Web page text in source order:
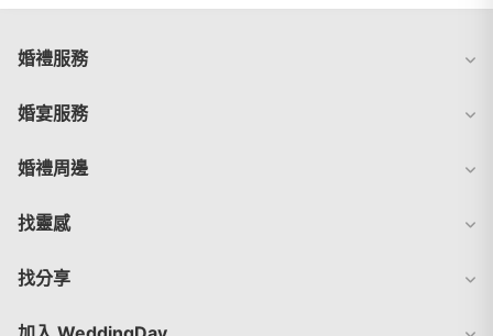
婚禮服務
婚宴服務
婚禮周邊
找靈感
找分享